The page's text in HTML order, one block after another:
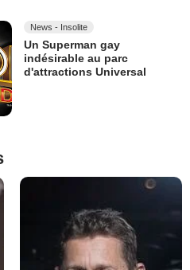
News - Insolite
Un Superman gay
indésirable au parc
d'attractions Universal